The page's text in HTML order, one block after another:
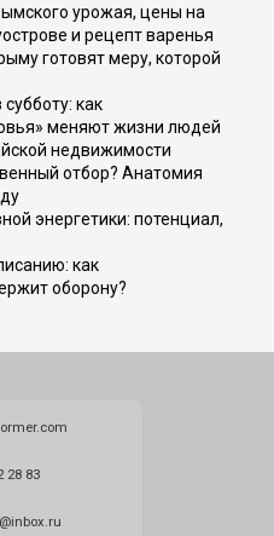
урожая, цены на
и рецепт варенья
готовят меру, которой
как
меняют жизни людей
недвижимости
отбор? Анатомия
энергетики: потенциал,
как
оборону?
28 83